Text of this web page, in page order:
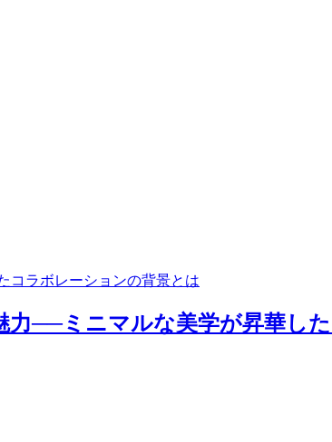
コラボレーションの背景とは
──ミニマルな美学が昇華し